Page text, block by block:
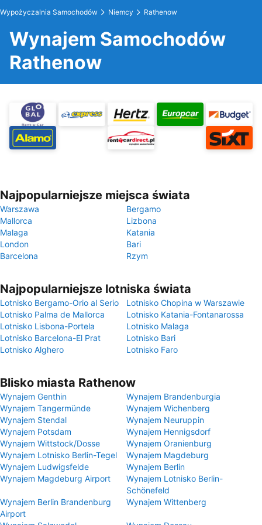
Wypożyczalnia Samochodów Niemcy Rathenow
Wynajem Samochodów
Rathenow
Najpopularniejsze miejsca świata
Warszawa
Bergamo
Mallorca
Lizbona
Malaga
Katania
London
Bari
Barcelona
Rzym
Najpopularniejsze lotniska świata
Lotnisko Bergamo-Orio al Serio
Lotnisko Chopina w Warszawie
Lotnisko Palma de Mallorca
Lotnisko Katania-Fontanarossa
Lotnisko Lisbona-Portela
Lotnisko Malaga
Lotnisko Barcelona-El Prat
Lotnisko Bari
Lotnisko Alghero
Lotnisko Faro
Blisko miasta Rathenow
Wynajem Genthin
Wynajem Brandenburgia
Wynajem Tangermünde
Wynajem Wichenberg
Wynajem Stendal
Wynajem Neuruppin
Wynajem Potsdam
Wynajem Hennigsdorf
Wynajem Wittstock/Dosse
Wynajem Oranienburg
Wynajem Lotnisko Berlin-Tegel
Wynajem Magdeburg
Wynajem Ludwigsfelde
Wynajem Berlin
Wynajem Magdeburg Airport
Wynajem Lotnisko Berlin-
Schönefeld
Wynajem Berlin Brandenburg
Airport
Wynajem Wittenberg